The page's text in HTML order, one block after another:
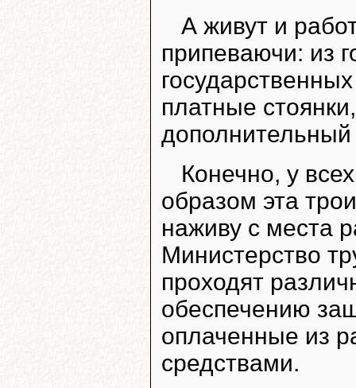
А живут и
припеваючи: из
платные
Конечно, у
образом эта
наживу с места
Министерство
проходят
обеспечению
оплаченные из
средствами.